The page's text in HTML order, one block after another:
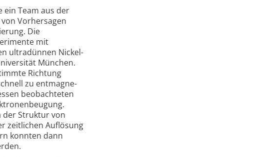
ein Team aus der
Vorher­sagen
Die
mit
ultradünnen Nickel­
München.
Richtung
zu entmagne­
beobachteten
der Struktur von
zeitlichen Auflösung
konnten dann